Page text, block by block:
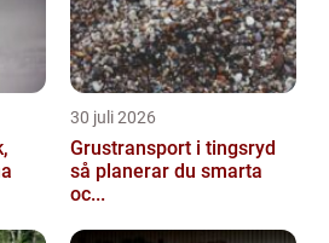
30 juli 2026
Grustransport i tingsryd
så planerar du smarta
oc...